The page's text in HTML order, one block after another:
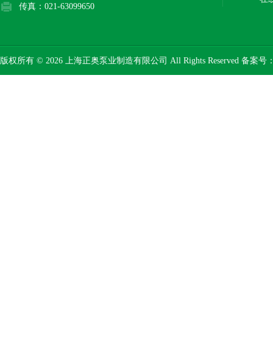
传真：021-63099650
版权所有 © 2026 上海正奥泵业制造有限公司 All Rights Reserved 备案号